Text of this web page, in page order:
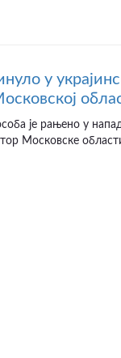
у
је рањено у
Московске